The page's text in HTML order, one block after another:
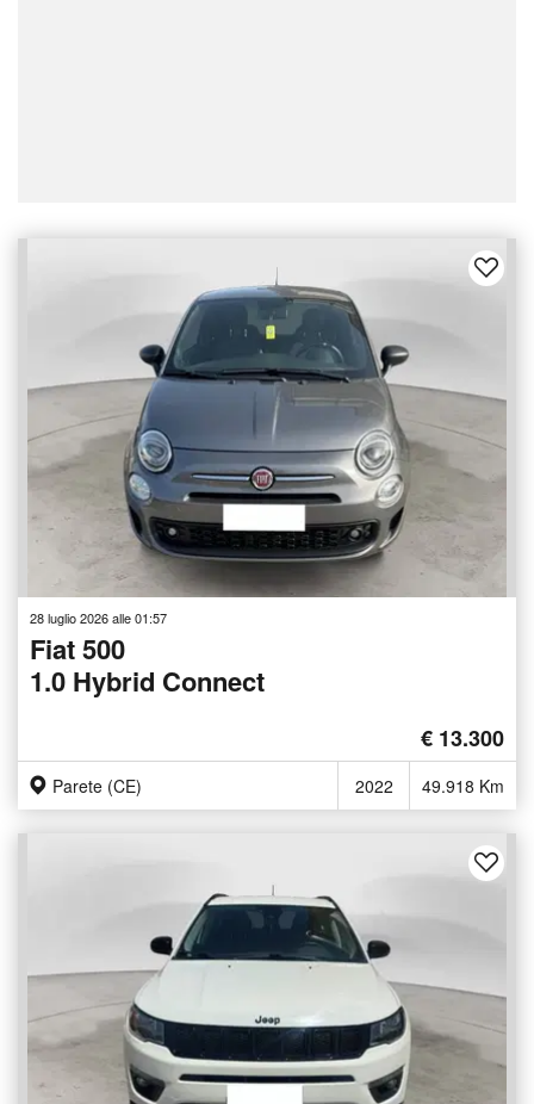
28 luglio 2026 alle 01:57
Fiat 500
1.0 Hybrid Connect
€ 13.300
Parete (CE) 2022 49.918 Km